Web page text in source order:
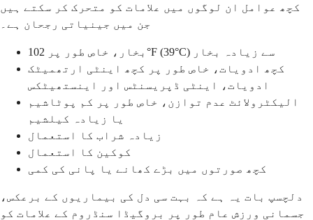
کچھ عوامل ان لوگوں میں علامات کو متحرک کر سکتے ہیں
جن میں جینیاتی رجحان ہے۔
بخار، خاص طور پر 102°F (39°C) سے زیادہ بخار
کچھ ادویات، خاص طور پر کچھ اینٹی ارتھمیٹک
ادویات، اینٹی ڈپریسنٹس اور اینستھیٹکس
الیکٹرولائٹ عدم توازن، خاص طور پر کم پوٹاشیم
یا زیادہ کیلشیم
زیادہ شراب کا استعمال
کوکین کا استعمال
کچھ صورتوں میں بڑے کھانے یا پانی کی کمی
دلچسپ بات یہ ہے کہ بہت سی دل کی بیماریوں کے برعکس،
جسمانی ورزش عام طور پر بروگیڈا سنڈروم کے علامات کو